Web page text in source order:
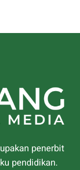
penerbit
pendidikan.